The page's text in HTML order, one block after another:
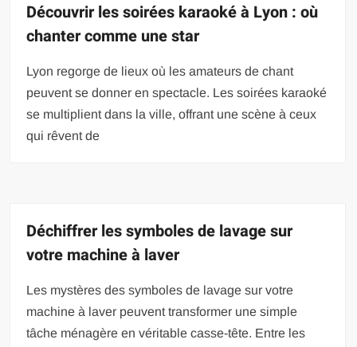
Découvrir les soirées karaoké à Lyon : où
chanter comme une star
Lyon regorge de lieux où les amateurs de chant
peuvent se donner en spectacle. Les soirées karaoké
se multiplient dans la ville, offrant une scène à ceux
qui rêvent de
Déchiffrer les symboles de lavage sur
votre machine à laver
Les mystères des symboles de lavage sur votre
machine à laver peuvent transformer une simple
tâche ménagère en véritable casse-tête. Entre les